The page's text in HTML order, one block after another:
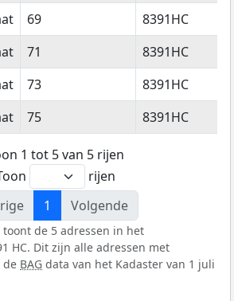
69 8391HC
71 8391HC
73 8391HC
75 8391HC
1 tot 5 van 5 rijen
rijen
1 Volgende
de 5 adressen in het
HC. Dit zijn alle adressen met
de BAG data van het Kadaster van 1 juli